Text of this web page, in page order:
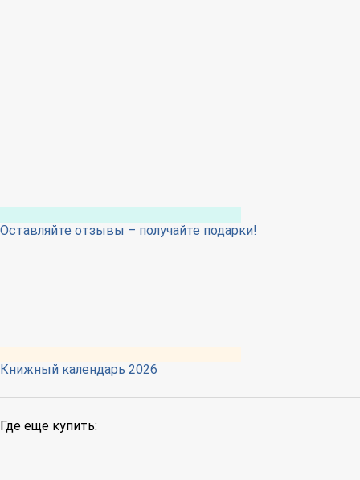
Оставляйте отзывы – получайте подарки!
Книжный календарь 2026
Где еще купить: